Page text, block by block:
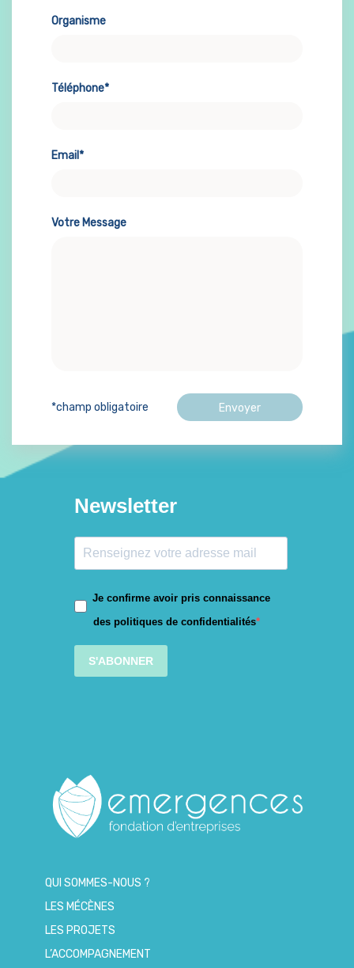
Newsletter
Je confirme avoir pris connaissance
des politiques de confidentialités
S'ABONNER
QUI SOMMES-NOUS ?
LES MÉCÈNES
LES PROJETS
L’ACCOMPAGNEMENT
Organisme
Téléphone*
Email*
Votre Message
*champ obligatoire